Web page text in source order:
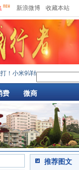
新浪微博 收藏本站
小米9详细评测：全面进化的
费 微商
推荐图文